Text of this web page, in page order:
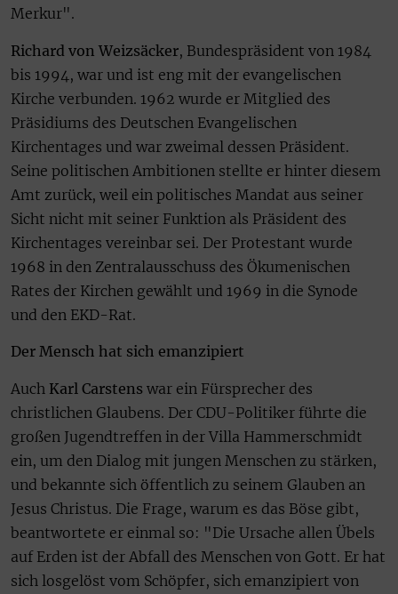
Merkur".
Richard von Weizsäcker, Bundespräsident von 1984
bis 1994, war und ist eng mit der evangelischen
Kirche verbunden. 1962 wurde er Mitglied des
Präsidiums des Deutschen Evangelischen
Kirchentages und war zweimal dessen Präsident.
Seine politischen Ambitionen stellte er hinter diesem
Amt zurück, weil ein politisches Mandat aus seiner
Sicht nicht mit seiner Funktion als Präsident des
Kirchentages vereinbar sei. Der Protestant wurde
1968 in den Zentralausschuss des Ökumenischen
Rates der Kirchen gewählt und 1969 in die Synode
und den EKD-Rat.
Der Mensch hat sich emanzipiert
Auch Karl Carstens war ein Fürsprecher des
christlichen Glaubens. Der CDU-Politiker führte die
großen Jugendtreffen in der Villa Hammerschmidt
ein, um den Dialog mit jungen Menschen zu stärken,
und bekannte sich öffentlich zu seinem Glauben an
Jesus Christus. Die Frage, warum es das Böse gibt,
beantwortete er einmal so: "Die Ursache allen Übels
auf Erden ist der Abfall des Menschen von Gott. Er hat
sich losgelöst vom Schöpfer, sich emanzipiert von